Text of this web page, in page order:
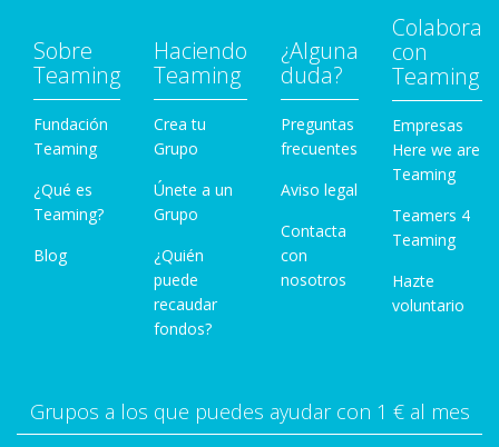
Sobre
Teaming
Fundación
Teaming
¿Qué es
Teaming?
Blog
Haciendo
Teaming
Crea tu
Grupo
Únete a un
Grupo
¿Quién
puede
recaudar
fondos?
¿Alguna
duda?
Preguntas
frecuentes
Aviso legal
Contacta
con
nosotros
Colabora
con
Teaming
Empresas
Here we are
Teaming
Teamers 4
Teaming
Hazte
voluntario
Grupos a los que puedes ayudar con 1 € al mes